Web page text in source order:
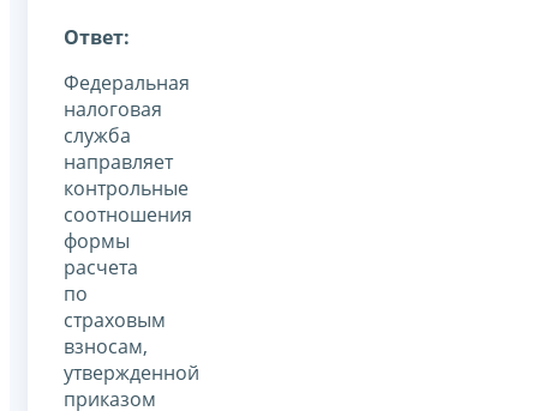
Ответ:
Федеральная
налоговая
служба
направляет
контрольные
соотношения
формы
расчета
по
страховым
взносам,
утвержденной
приказом